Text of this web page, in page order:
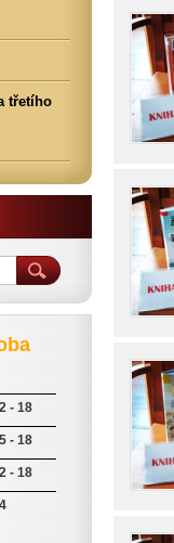
třetího
- 18
- 18
- 18